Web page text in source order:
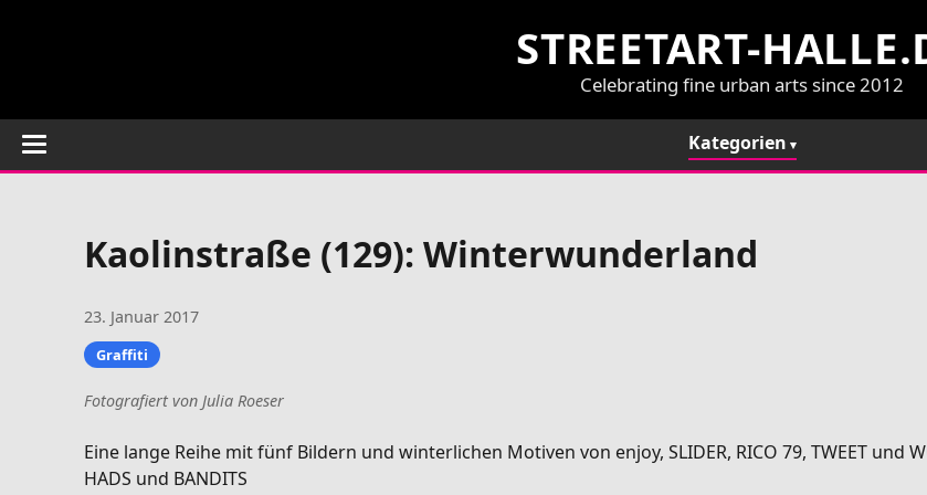
STREETART-
Celebrating fine urban arts since 2012
Kategorien
Kaolinstraße (129): Winterwunderland
23. Januar 2017
Graffiti
Fotografiert von Julia Roeser
Eine lange Reihe mit fünf Bildern und winterlichen Motiven von enjoy, SLIDER, RICO 79, TWEET und
HADS und BANDITS